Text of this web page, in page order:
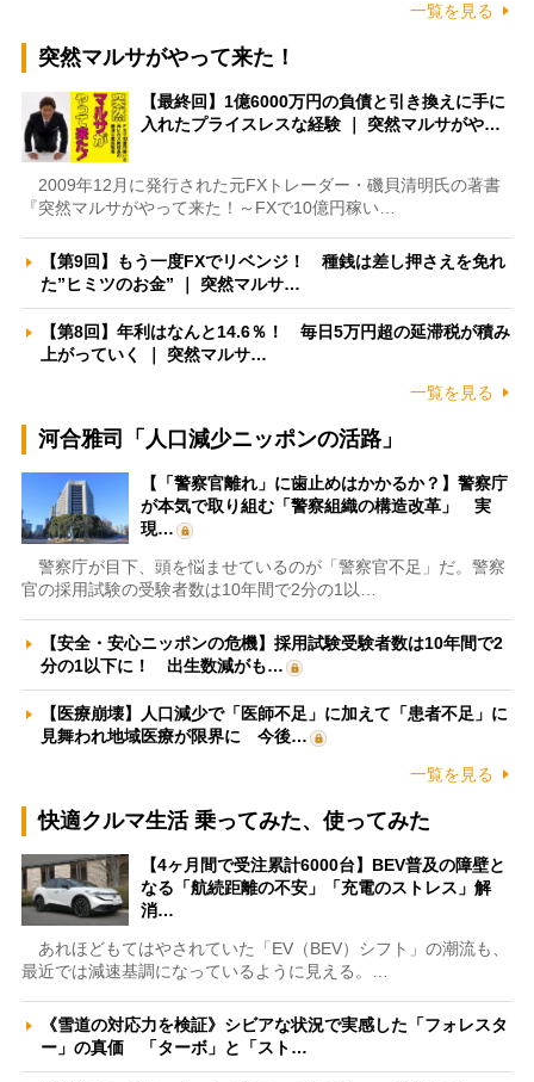
一覧を見る
突然マルサがやって来た！
【最終回】1億6000万円の負債と引き換えに手に
入れたプライスレスな経験 ｜ 突然マルサがや…
2009年12月に発行された元FXトレーダー・磯貝清明氏の著書
『突然マルサがやって来た！～FXで10億円稼い…
【第9回】もう一度FXでリベンジ！ 種銭は差し押さえを免れ
た”ヒミツのお金” ｜ 突然マルサ…
【第8回】年利はなんと14.6％！ 毎日5万円超の延滞税が積み
上がっていく ｜ 突然マルサ…
一覧を見る
河合雅司「人口減少ニッポンの活路」
【「警察官離れ」に歯止めはかかるか？】警察庁
が本気で取り組む「警察組織の構造改革」 実
現…
警察庁が目下、頭を悩ませているのが「警察官不足」だ。警察
官の採用試験の受験者数は10年間で2分の1以…
【安全・安心ニッポンの危機】採用試験受験者数は10年間で2
分の1以下に！ 出生数減がも…
【医療崩壊】人口減少で「医師不足」に加えて「患者不足」に
見舞われ地域医療が限界に 今後…
一覧を見る
快適クルマ生活 乗ってみた、使ってみた
【4ヶ月間で受注累計6000台】BEV普及の障壁と
なる「航続距離の不安」「充電のストレス」解
消…
あれほどもてはやされていた「EV（BEV）シフト」の潮流も、
最近では減速基調になっているように見える。…
《雪道の対応力を検証》シビアな状況で実感した「フォレスタ
ー」の真価 「ターボ」と「スト…